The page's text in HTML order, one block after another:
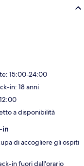
15:00-24:00
in: 18 anni
a disponibilità
in
di accogliere gli ospiti
in fuori dall'orario